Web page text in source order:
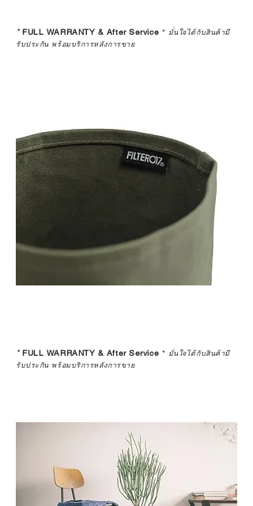
*FULL WARRANTY & After Service * มั่นใจได้กับสินค้ามี
รับประกัน พร้อมบริการหลังการขาย
*FULL WARRANTY & After Service * มั่นใจได้กับสินค้ามี
รับประกัน พร้อมบริการหลังการขาย